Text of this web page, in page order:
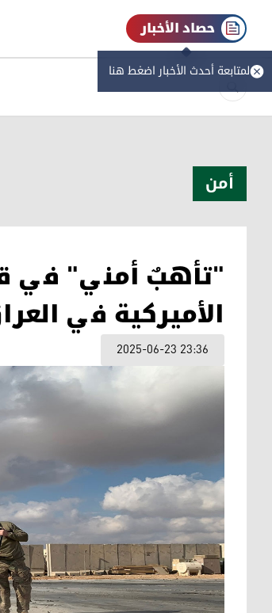
حصاد الأخبار
لمتابعة أحدث الأخبار اضغط هنا
أمن
"تأهبٌ أمني" في
الأميركية في
2025-06-23 23:36